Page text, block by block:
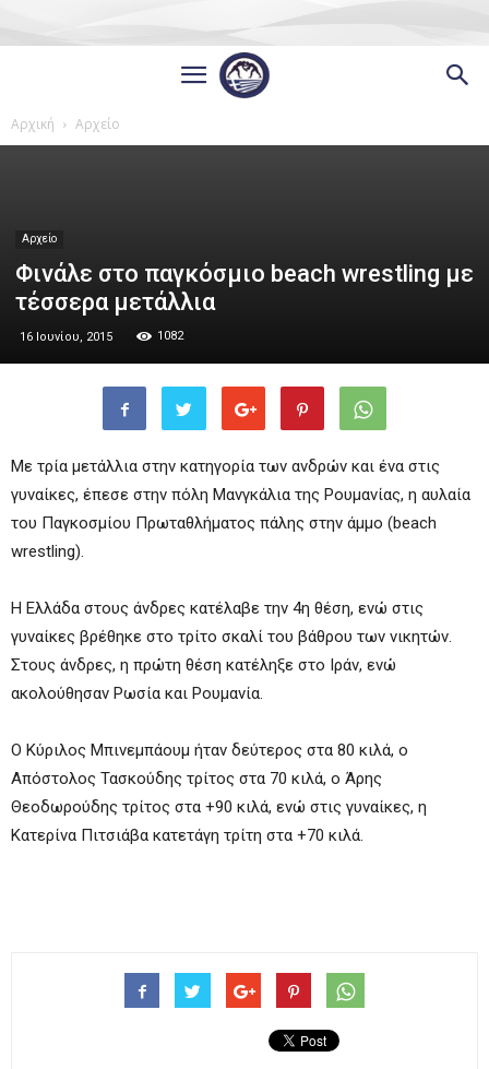
Αρχική Αρχείο
Αρχείο
Φινάλε στο παγκόσμιο beach wrestling με
τέσσερα μετάλλια
16 Ιουνίου, 2015 1082
Με τρία μετάλλια στην κατηγορία των ανδρών και ένα στις
γυναίκες, έπεσε στην πόλη Μανγκάλια της Ρουμανίας, η αυλαία
του Παγκοσμίου Πρωταθλήματος πάλης στην άμμο (beach
wrestling).
Η Ελλάδα στους άνδρες κατέλαβε την 4η θέση, ενώ στις
γυναίκες βρέθηκε στο τρίτο σκαλί του βάθρου των νικητών.
Στους άνδρες, η πρώτη θέση κατέληξε στο Ιράν, ενώ
ακολούθησαν Ρωσία και Ρουμανία.
Ο Κύριλος Μπινεμπάουμ ήταν δεύτερος στα 80 κιλά, ο
Απόστολος Τασκούδης τρίτος στα 70 κιλά, ο Άρης
Θεοδωρούδης τρίτος στα +90 κιλά, ενώ στις γυναίκες, η
Κατερίνα Πιτσιάβα κατετάγη τρίτη στα +70 κιλά.